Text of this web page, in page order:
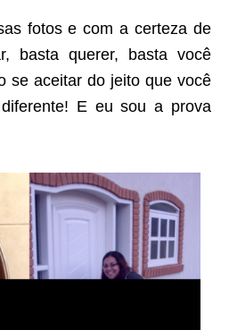
fotos e com a certeza de
basta querer, basta você
se aceitar do jeito que você
E eu sou a prova